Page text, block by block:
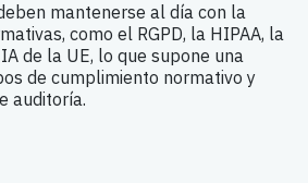
mantenerse al día con la
como el RGPD, la HIPAA, la
de la UE, lo que supone una
de cumplimiento normativo y
auditoría.